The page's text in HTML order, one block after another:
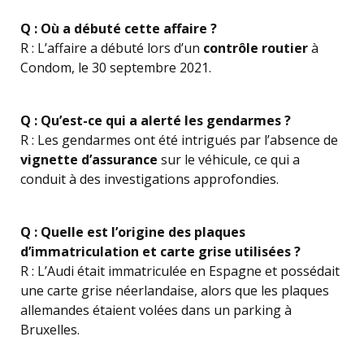
Q : Où a débuté cette affaire ?
R : L’affaire a débuté lors d’un contrôle routierà
Condom, le 30 septembre 2021.
Q : Qu’est-ce qui a alerté les gendarmes ?
R : Les gendarmes ont été intrigués par l’absence de
vignette d’assurance sur le véhicule, ce qui a
conduit à des investigations approfondies.
Q : Quelle est l’origine des plaques
d’immatriculation et carte grise utilisées ?
R : L’Audi était immatriculée en Espagne et possédait
une carte grise néerlandaise, alors que les plaques
allemandes étaient volées dans un parking à
Bruxelles.